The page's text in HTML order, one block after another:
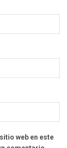
web en este